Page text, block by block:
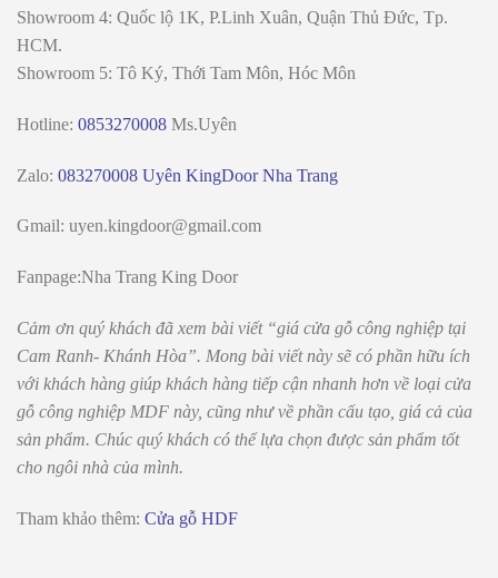
Showroom 4: Quốc lộ 1K, P.Linh Xuân, Quận Thủ Đức, Tp.
HCM.
Showroom 5: Tô Ký, Thới Tam Môn, Hóc Môn
Hotline: 0853270008 Ms.Uyên
Zalo: 083270008 Uyên KingDoor Nha Trang
Gmail: uyen.kingdoor@gmail.com
Fanpage:Nha Trang King Door
Cảm ơn quý khách đã xem bài viết “giá cửa gỗ công nghiệp tại
Cam Ranh- Khánh Hòa”. Mong bài viết này sẽ có phần hữu ích
với khách hàng giúp khách hàng tiếp cận nhanh hơn về loại cửa
gỗ công nghiệp MDF này, cũng như về phần cấu tạo, giá cả của
sản phẩm. Chúc quý khách có thể lựa chọn được sản phẩm tốt
cho ngôi nhà của mình.
Tham khảo thêm: Cửa gỗ HDF